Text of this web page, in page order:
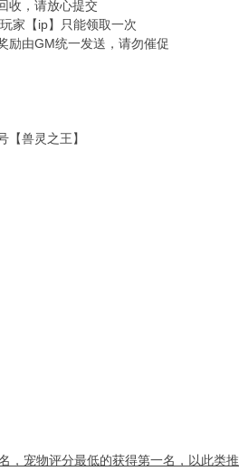
收，请放心提交
家【ip】只能领取一次
励由GM统一发送，请勿催促
【兽灵之王】
，宠物评分最低的获得第一名，以此类推